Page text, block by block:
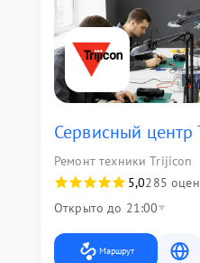
Сервисный центр
Ремонт техники Trijicon
5,0285
Открыто до 21:00
Маршрут